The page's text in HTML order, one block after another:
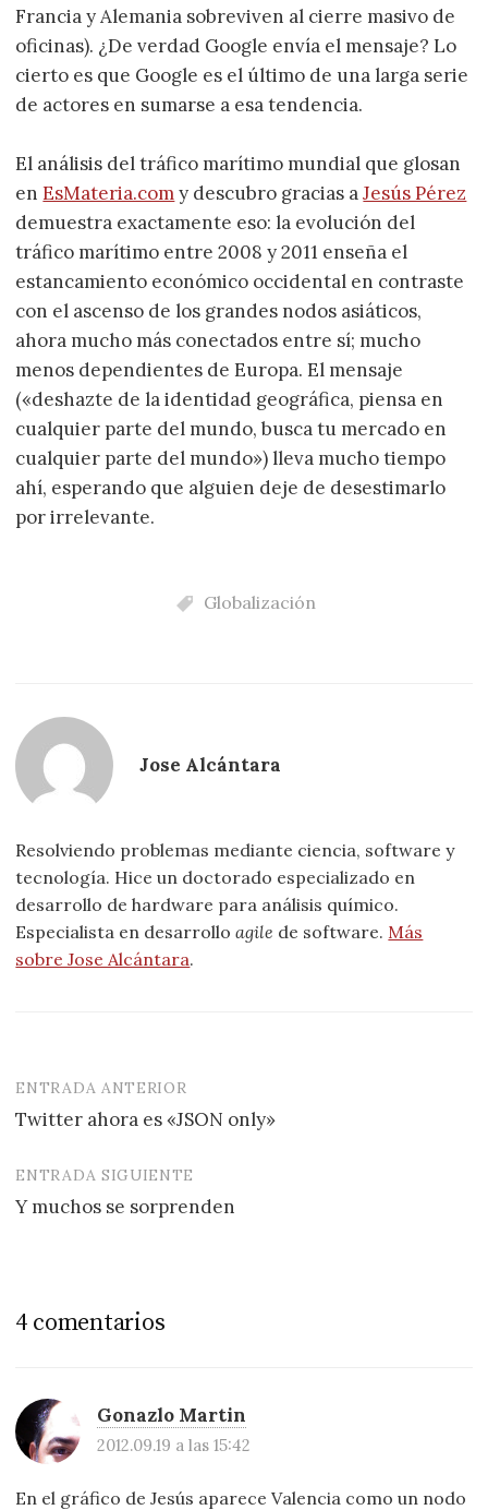
Francia y Alemania sobreviven al cierre masivo de
oficinas). ¿De verdad Google envía el mensaje? Lo
cierto es que Google es el último de una larga serie
de actores en sumarse a esa tendencia.
El análisis del tráfico marítimo mundial que glosan
enEsMateria.comy descubro gracias aJesús Pérez
demuestra exactamente eso: la evolución del
tráfico marítimo entre 2008 y 2011 enseña el
estancamiento económico occidental en contraste
con el ascenso de los grandes nodos asiáticos,
ahora mucho más conectados entre sí; mucho
menos dependientes de Europa. El mensaje
(«deshazte de la identidad geográfica, piensa en
cualquier parte del mundo, busca tu mercado en
cualquier parte del mundo») lleva mucho tiempo
ahí, esperando que alguien deje de desestimarlo
por irrelevante.
Globalización
Jose Alcántara
Resolviendo problemas mediante ciencia, software y
tecnología. Hice un doctorado especializado en
desarrollo de hardware para análisis químico.
Especialista en desarrolloagile de software. Más
sobre Jose Alcántara.
Navegación
de
entradas
ENTRADA ANTERIOR
Twitter ahora es «JSON only»
ENTRADA SIGUIENTE
Y muchos se sorprenden
4 comentarios
Gonazlo Martin
2012.09.19 a las 15:42
En el gráfico de Jesús aparece Valencia como un nodo